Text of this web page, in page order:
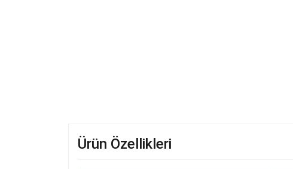
Ürün Özellikleri